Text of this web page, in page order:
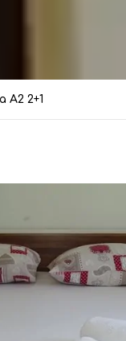
A2 2+1